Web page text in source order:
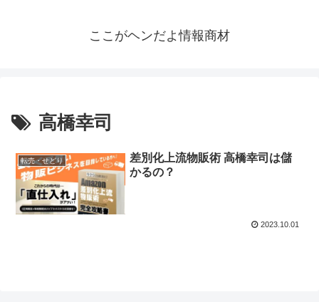
ここがヘンだよ情報商材
高橋幸司
転売・せどり
差別化上流物販術 高橋幸司は儲
かるの？
2023.10.01